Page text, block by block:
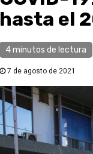
hasta el
4 minutos de lectura
7 de agosto de 2021